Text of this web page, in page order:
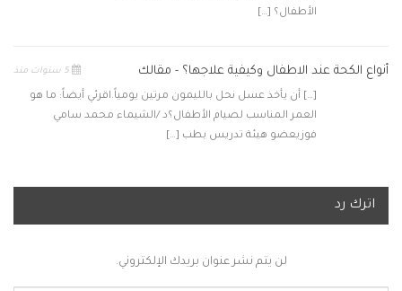
الأطفال؟ […]
أنواع الكحة عند الاطفال وكيفية علاجها؟ - مقالك
[…] أن يأخذ عسل نحل بالليمون مرتين يومياً.اقرئي أيضاً: ما هو
العمر المناسب لصيام الأطفال؟د /الشيماء محمد سامي
فوزيعضو هيئة تدريس بطب […]
اترك رد
لن يتم نشر عنوان بريدك الإلكتروني.